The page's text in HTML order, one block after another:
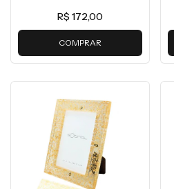
R$ 172,00
COMPRAR